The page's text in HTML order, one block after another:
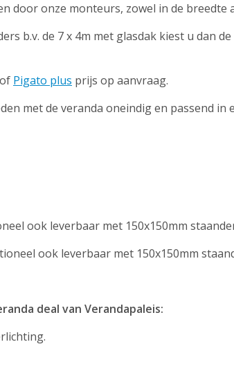
door onze monteurs, zowel in de breedte
b.v. de 7 x 4m met glasdak kiest u dan
of Pigato plus prijs op aanvraag.
met de veranda oneindig en passend in
ook leverbaar met 150x150mm
ook leverbaar met 150x150mm
deal van Verandapaleis: